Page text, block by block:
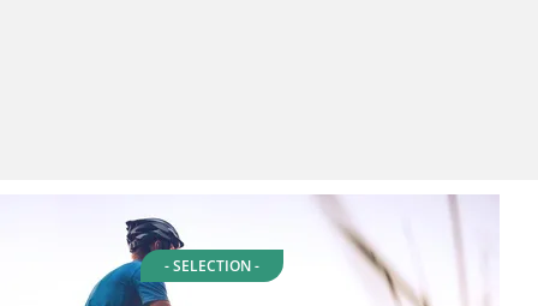
- SELECTION -